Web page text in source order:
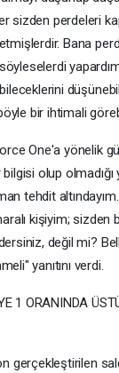
sizden perdeleri
Bana
bir ihtimali
One'a yönelik
olup
tehdit
kişiyim; sizden
değil mi?
yanıtını verdi.
1 ORANINDA
gerçekleştirilen